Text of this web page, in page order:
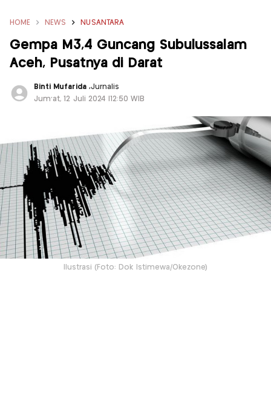
HOME NEWS NUSANTARA
Gempa M3,4 Guncang Subulussalam
Aceh, Pusatnya di Darat
Binti Mufarida ,Jurnalis
Jum'at, 12 Juli 2024 |12:50 WIB
Ilustrasi (Foto: Dok Istimewa/Okezone)